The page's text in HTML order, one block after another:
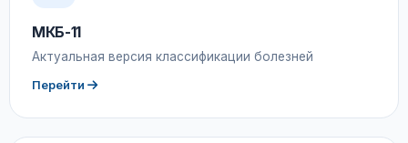
МКБ-11
Актуальная версия классификации болезней
Перейти